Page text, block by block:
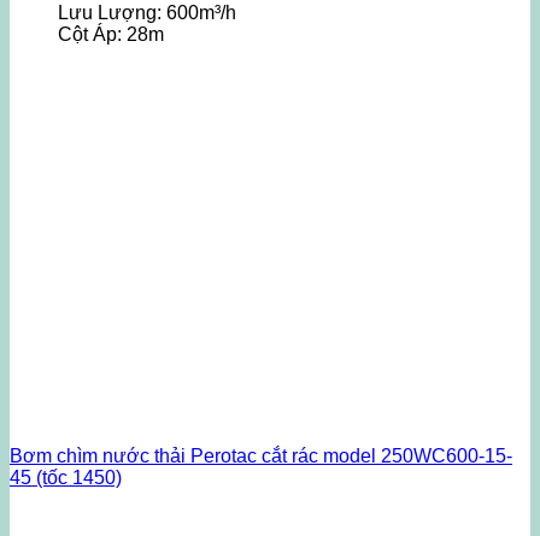
Lưu Lượng: 600m³/h
Cột Áp: 28m
Bơm chìm nước thải Perotac cắt rác model 250WC600-15-
45 (tốc 1450)